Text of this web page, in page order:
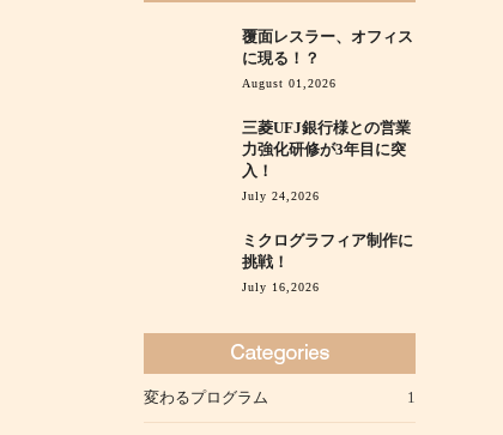
覆面レスラー、オフィス
に現る！？
August 01,2026
三菱UFJ銀行様との営業
力強化研修が3年目に突
入！
July 24,2026
ミクログラフィア制作に
挑戦！
July 16,2026
変わるプログラム 1